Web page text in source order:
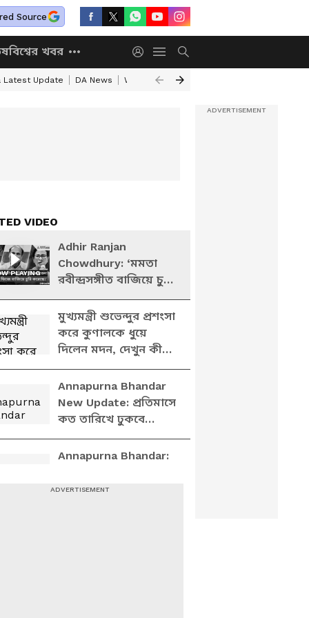
Source
বিশ্বের খবর
Latest Update DA News WB Annapurna Yojana New Portal
VIDEO
PLAYING
Adhir Ranjan
Chowdhury: ‘মমতা
রবীন্দ্রসঙ্গীত বাজিয়ে চুরি
করতেন, খোকাবাবু ডিজে
বাজিয়ে চুরি করেছে!’
কটাক্ষ অধীর
মুখ্যমন্ত্রী শুভেন্দুর প্রশংসা
করে কুণালকে ধুয়ে
দিলেন মদন, দেখুন কী
বলছেন
Annapurna Bhandar
New Update: প্রতিমাসে
কত তারিখে ঢুকবে
অন্নপূর্ণার ৩ হাজার টাকা?
স্পষ্ট করলেন মুখ্যমন্ত্রী
Annapurna Bhandar:
থাকবে, নুর-মেহবুবরা